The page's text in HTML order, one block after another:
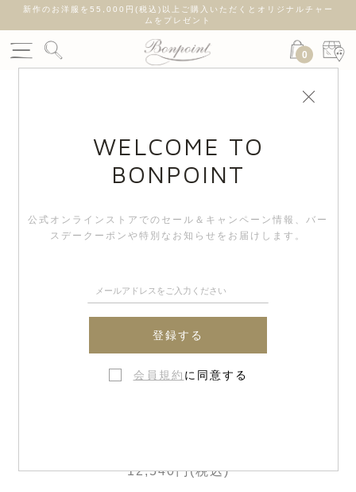
新作のお洋服を55,000円(税込)以上ご購入いただくとオリジナルチャー
ムをプレゼント
0
12,540円(税込)
WELCOME TO
BONPOINT
公式オンラインストアでのセール＆キャンペーン情報、 バー
スデークーポンや特別なお知らせをお届けします。
登録する
会員規約 に同意する